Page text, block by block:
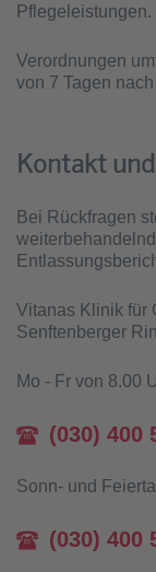
Pflegeleistungen.
Verordnungen
von 7 Tagen
Kontakt
Bei Rückfragen
Vitanas Klinik für
Senftenberger
Mo - Fr von 8.00
(030) 400
Sonn- und
(030) 400